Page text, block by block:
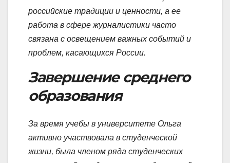
российские традиции и ценности, а ее
работа в сфере журналистики часто
связана с освещением важных событий и
проблем, касающихся России.
Завершение среднего
образования
За время учебы в университете Ольга
активно участвовала в студенческой
жизни, была членом ряда студенческих